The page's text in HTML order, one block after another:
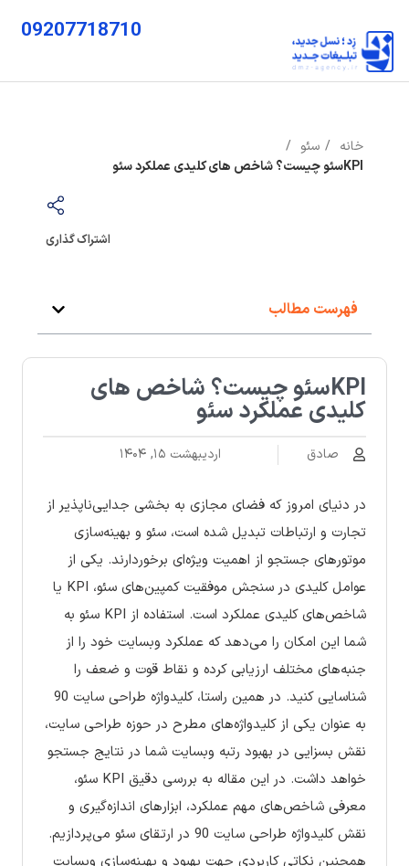
09207718710
خانه
سئو
KPIسئو چیست؟ شاخص های کلیدی عملکرد سئو
اشتراک گذاری
فهرست مطالب
KPIسئو چیست؟ شاخص های
کلیدی عملکرد سئو
صادق اردیبهشت ۱۵, ۱۴۰۴
در دنیای امروز که فضای مجازی به بخشی جدایی‌ناپذیر از
تجارت و ارتباطات تبدیل شده است، سئو و بهینه‌سازی
موتورهای جستجو از اهمیت ویژه‌ای برخوردارند. یکی از
عوامل کلیدی در سنجش موفقیت کمپین‌های سئو، KPI یا
شاخص‌های کلیدی عملکرد است. استفاده از KPI سئو به
شما این امکان را می‌دهد که عملکرد وبسایت خود را از
جنبه‌های مختلف ارزیابی کرده و نقاط قوت و ضعف را
شناسایی کنید. در همین راستا، کلیدواژه طراحی سایت 90
به عنوان یکی از کلیدواژه‌های مطرح در حوزه طراحی سایت،
نقش بسزایی در بهبود رتبه وبسایت شما در نتایج جستجو
خواهد داشت. در این مقاله به بررسی دقیق KPI سئو،
معرفی شاخص‌های مهم عملکرد، ابزارهای اندازه‌گیری و
نقش کلیدواژه طراحی سایت 90 در ارتقای سئو می‌پردازیم.